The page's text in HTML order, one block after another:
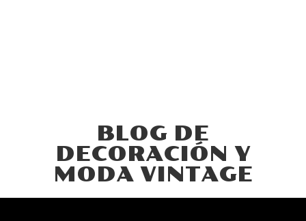
BLOG DE
DECORACIÓN Y
MODA VINTAGE